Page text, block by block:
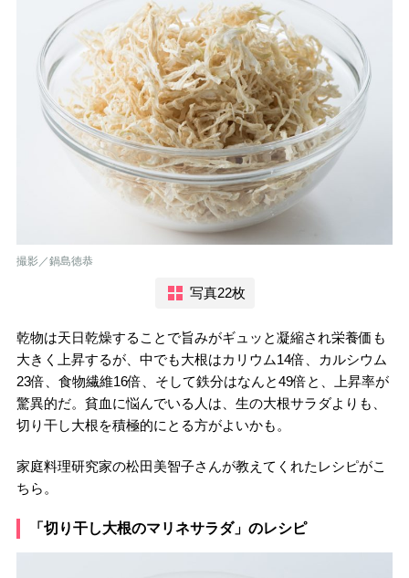
撮影／鍋島徳恭
写真22枚
乾物は天日乾燥することで旨みがギュッと凝縮され栄養価も
大きく上昇するが、中でも大根はカリウム14倍、カルシウム
23倍、食物繊維16倍、そして鉄分はなんと49倍と、上昇率が
驚異的だ。貧血に悩んでいる人は、生の大根サラダよりも、
切り干し大根を積極的にとる方がよいかも。
家庭料理研究家の松田美智子さんが教えてくれたレシピがこ
ちら。
「切り干し大根のマリネサラダ」のレシピ